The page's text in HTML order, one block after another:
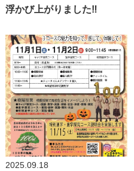
浮かび上がりました‼︎
2025.09.18